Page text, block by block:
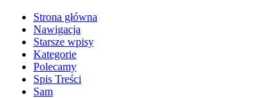
Strona główna
Nawigacja
Starsze wpisy
Kategorie
Polecamy
Spis Treści
Sam